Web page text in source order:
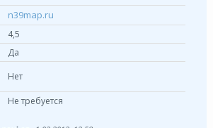
n39map.ru
4,5
Да
Нет
Не требуется